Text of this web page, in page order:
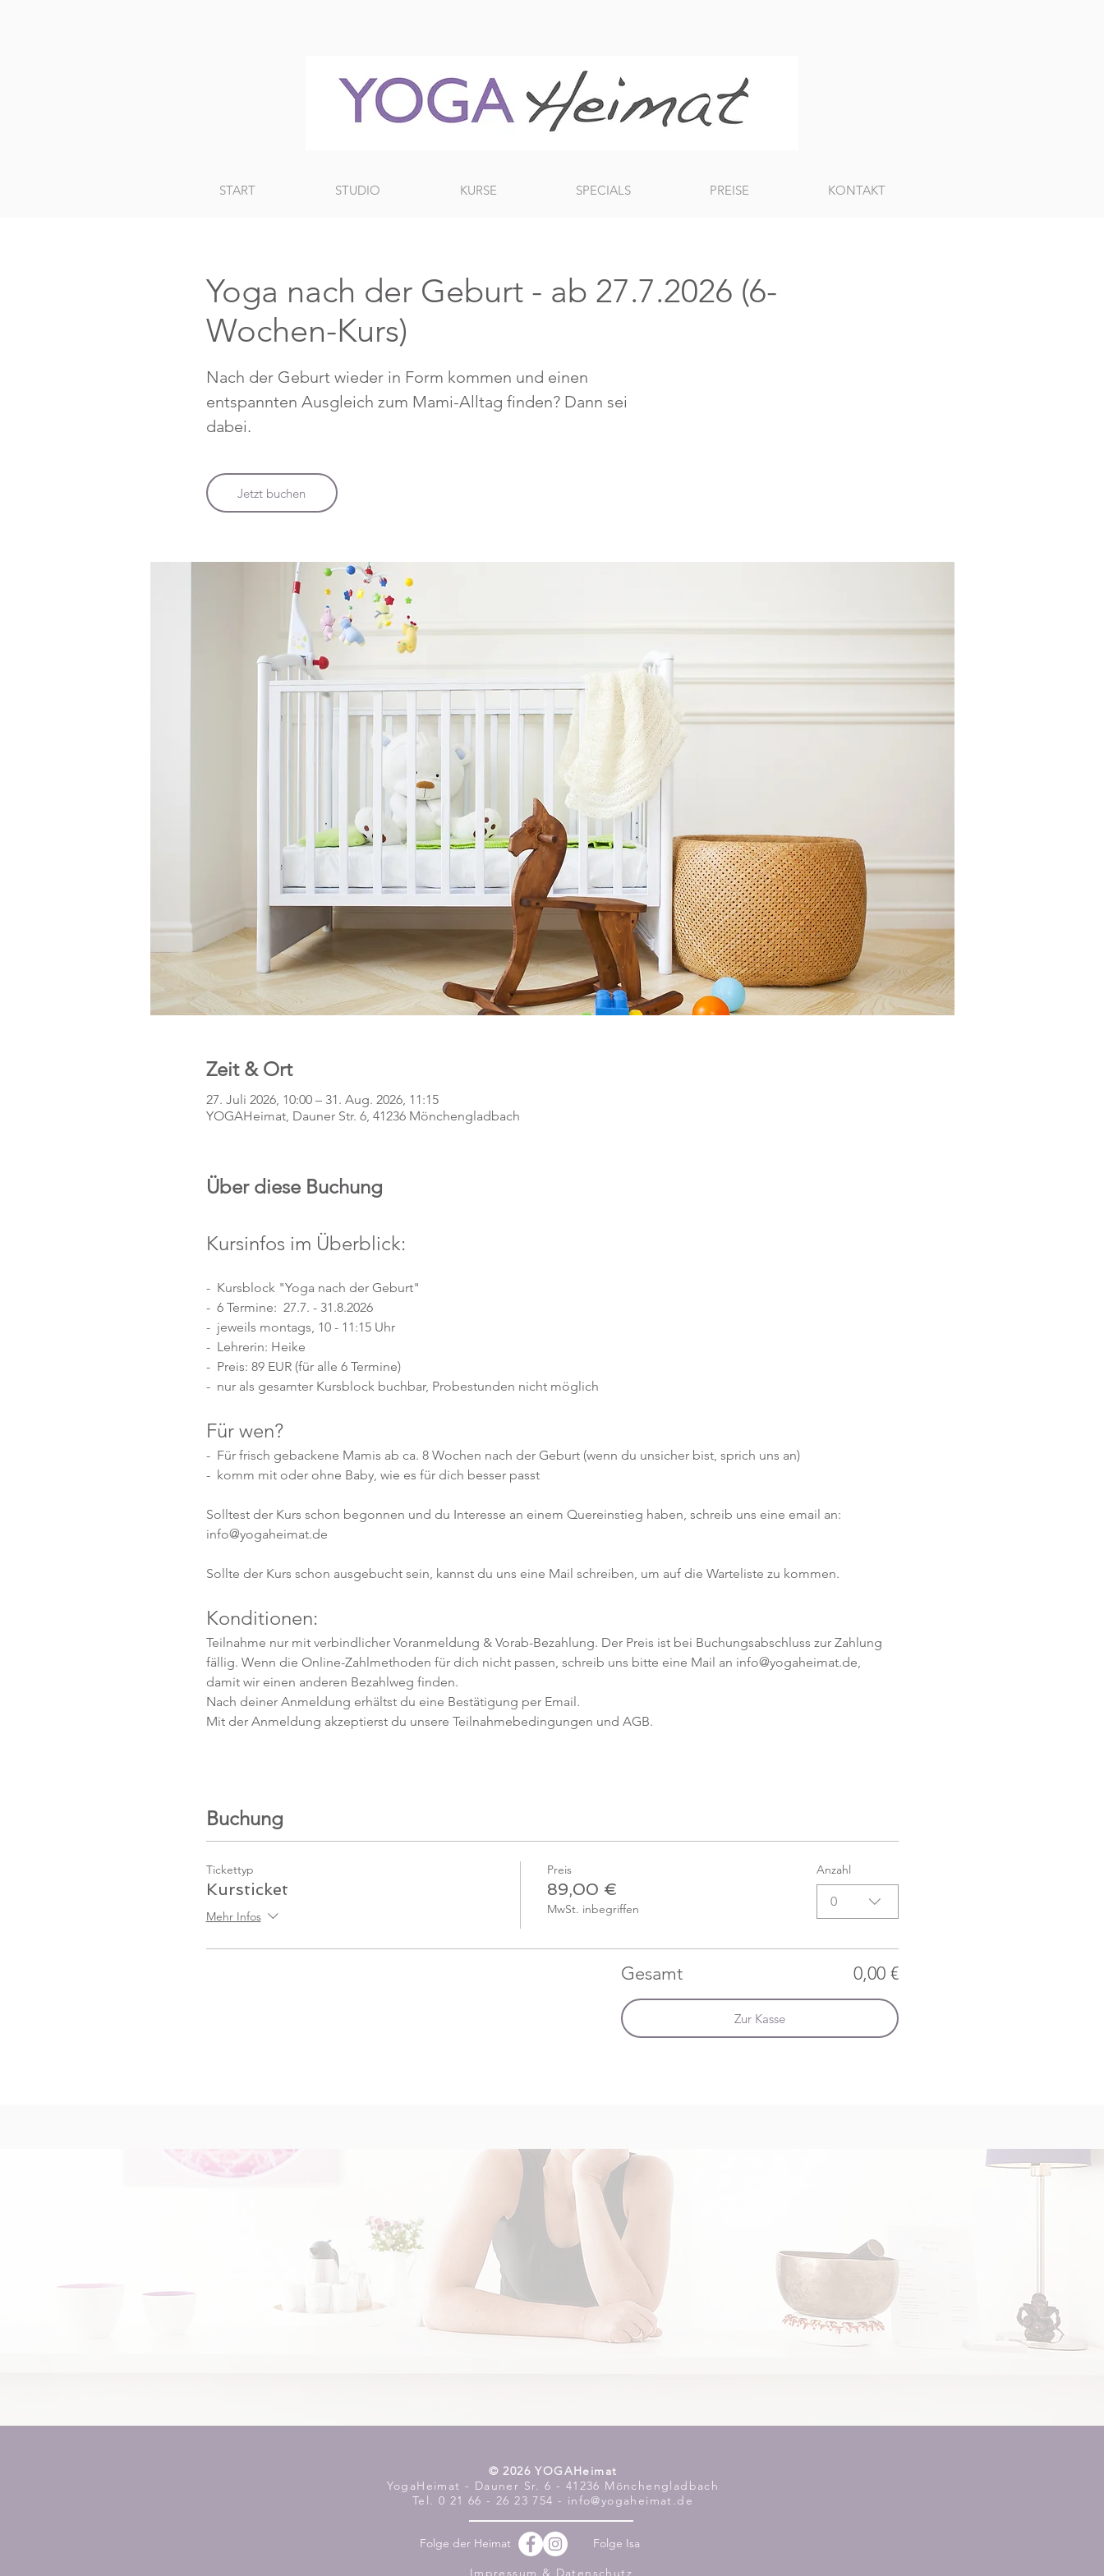
START STUDIO KURSE SPECIALS PREISE KONTAKT
Yoga nach der Geburt - ab 27.7.2026 (6-
Wochen-Kurs)
Nach der Geburt wieder in Form kommen und einen
entspannten Ausgleich zum Mami-Alltag finden? Dann sei
dabei.
Jetzt buchen
Zeit & Ort
27. Juli 2026, 10:00 – 31. Aug. 2026, 11:15
YOGAHeimat, Dauner Str. 6, 41236 Mönchengladbach
Über diese Buchung
Kursinfos im Überblick:
-  Kursblock "Yoga nach der Geburt"
-  6 Termine:  27.7. - 31.8.2026
-  jeweils montags, 10 - 11:15 Uhr
-  Lehrerin: Heike
-  Preis: 89 EUR (für alle 6 Termine)
-  nur als gesamter Kursblock buchbar, Probestunden nicht möglich
Für wen?
-  Für frisch gebackene Mamis ab ca. 8 Wochen nach der Geburt (wenn du unsicher bist, sprich uns an)
-  komm mit oder ohne Baby, wie es für dich besser passt
Solltest der Kurs schon begonnen und du Interesse an einem Quereinstieg haben, schreib uns eine email an:
info@yogaheimat.de
Sollte der Kurs schon ausgebucht sein, kannst du uns eine Mail schreiben, um auf die Warteliste zu kommen.
Konditionen:
Teilnahme nur mit verbindlicher Voranmeldung & Vorab-Bezahlung. Der Preis ist bei Buchungsabschluss zur Zahlung
fällig. Wenn die Online-Zahlmethoden für dich nicht passen, schreib uns bitte eine Mail an info@yogaheimat.de,
damit wir einen anderen Bezahlweg finden.
Nach deiner Anmeldung erhältst du eine Bestätigung per Email.
Mit der Anmeldung akzeptierst du unsere Teilnahmebedingungen und AGB.
Buchung
Tickettyp
Kursticket
Mehr Infos
Preis
89,00 €
MwSt. inbegriffen
Anzahl
0
Gesamt 0,00 €
Zur Kasse
​© 2026 YOGAHeimat
YogaHeimat - Dauner Sr. 6 - 41236 Mönchengladbach
Tel. 0 21 66 - 26 23 754 - info@yogaheimat.de
Folge der Heimat
Folge Isa
Impressum & Datenschutz